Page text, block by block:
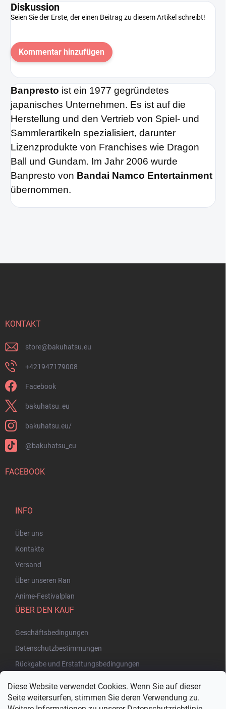
Diese Website verwendet Cookies. Wenn Sie auf dieser
Seite weitersurfen, stimmen Sie deren Verwendung zu.
Diskussion
Seien Sie der Erste, der einen Beitrag zu diesem Artikel schreibt!
Kommentar hinzufügen
Banpresto ist ein 1977 gegründetes
japanisches Unternehmen. Es ist auf die
Herstellung und den Vertrieb von Spiel- und
Sammlerartikeln spezialisiert, darunter
Lizenzprodukte von Franchises wie Dragon
Ball und Gundam. Im Jahr 2006 wurde
Banpresto von Bandai Namco Entertainment
übernommen.
KONTAKT
store@bakuhatsu.eu
+421947179008
Facebook
bakuhatsu_eu
bakuhatsu.eu/
@bakuhatsu_eu
FACEBOOK
INFO
Über uns
Kontakte
Versand
Über unseren Ran
Anime-Festivalplan
ÜBER DEN KAUF
Geschäftsbedingungen
Datenschutzbestimmungen
Rückgabe und Erstattungsbedingungen